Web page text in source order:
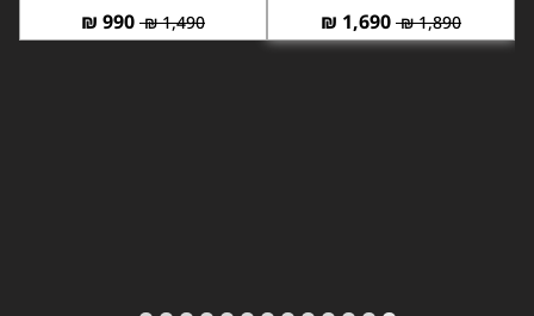
1,890
₪
1,690
₪
1,490
₪
990
₪